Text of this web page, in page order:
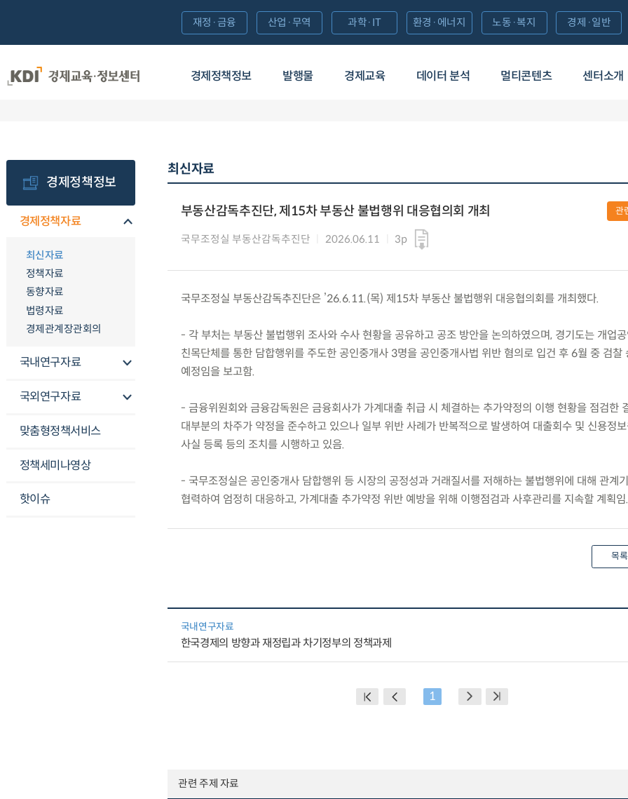
경제정책정보 발행물 경제교육 데이터 분석 멀티콘텐츠 센터소개
재정·금융 산업·무역 과학·IT 환경·에너지 노동·복지 경제·일반
경제정책정보
경제정책자료
최신자료
정책자료
동향자료
법령자료
경제관계장관회의
국내연구자료
국외연구자료
맞춤형정책서비스
정책세미나영상
핫이슈
최신자료
부동산감독추진단, 제15차 부동산 불법행위 대응협의회 개최
국무조정실 부동산감독추진단 2026.06.11 3p
관
국무조정실 부동산감독추진단은 ’26.6.11.(목) 제15차 부동산 불법행위 대응협의회를 개최했다.
- 각 부처는 부동산 불법행위 조사와 수사 현황을 공유하고 공조 방안을 논의하였으며, 경기도는 개업
친목단체를 통한 담합행위를 주도한 공인중개사 3명을 공인중개사법 위반 혐의로 입건 후 6월 중 검찰
예정임을 보고함.
- 금융위원회와 금융감독원은 금융회사가 가계대출 취급 시 체결하는 추가약정의 이행 현황을 점검한
대부분의 차주가 약정을 준수하고 있으나 일부 위반 사례가 반복적으로 발생하여 대출회수 및 신용정
사실 등록 등의 조치를 시행하고 있음.
- 국무조정실은 공인중개사 담합행위 등 시장의 공정성과 거래질서를 저해하는 불법행위에 대해 관계
협력하여 엄정히 대응하고, 가계대출 추가약정 위반 예방을 위해 이행점검과 사후관리를 지속할 계획임.
목록
국내연구자료
한국경제의 방향과 재정립과 차기정부의 정책과제
1
관련 주제 자료